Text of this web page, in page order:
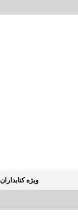
ویژه کتابداران